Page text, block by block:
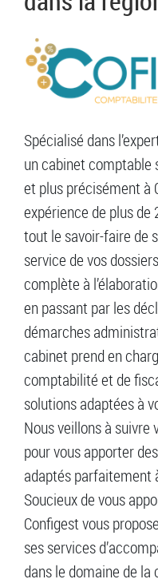
Spécialisé dans
un cabinet comptable
et plus précisément à
expérience de plus
tout le savoir-faire de
service de vos
complète à
en passant par les
démarches
cabinet prend en
comptabilité et de
solutions adaptées à
Nous veillons à
pour vous apporter
adaptés parfaitement
Soucieux de vous
Configest vous
ses services
dans le domaine de la